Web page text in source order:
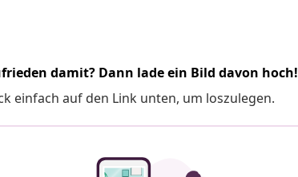
damit? Dann lade ein Bild davon hoch!
einfach auf den Link unten, um loszulegen.